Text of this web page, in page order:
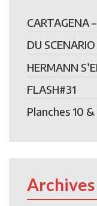
CARTAGENA
DU
HERMANN
FLASH#31
Planches 10
Archives